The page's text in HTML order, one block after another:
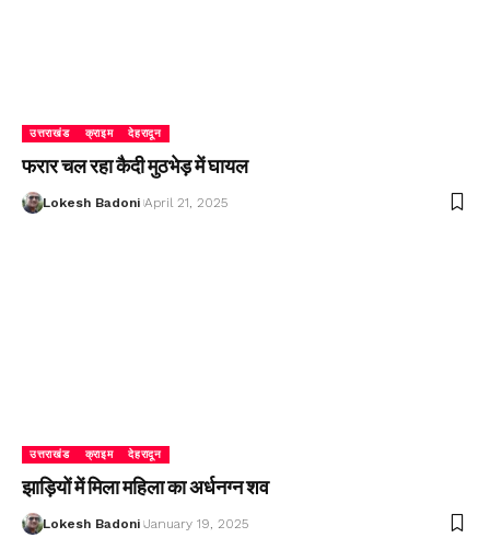
उत्तराखंड क्राइम देहरादून
फरार चल रहा कैदी मुठभेड़ में घायल
Lokesh Badoni April 21, 2025
उत्तराखंड क्राइम देहरादून
झाड़ियों में मिला महिला का अर्धनग्न शव
Lokesh Badoni January 19, 2025